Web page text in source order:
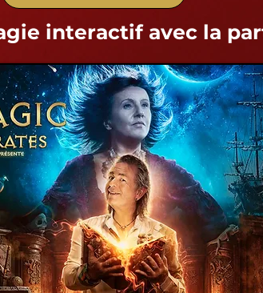
interactif avec la